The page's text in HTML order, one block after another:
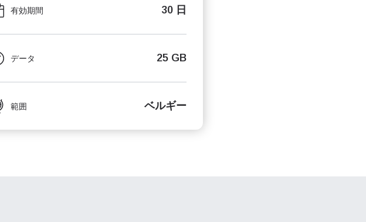
有効期間 30 日
データ 25 GB
範囲 ベルギー